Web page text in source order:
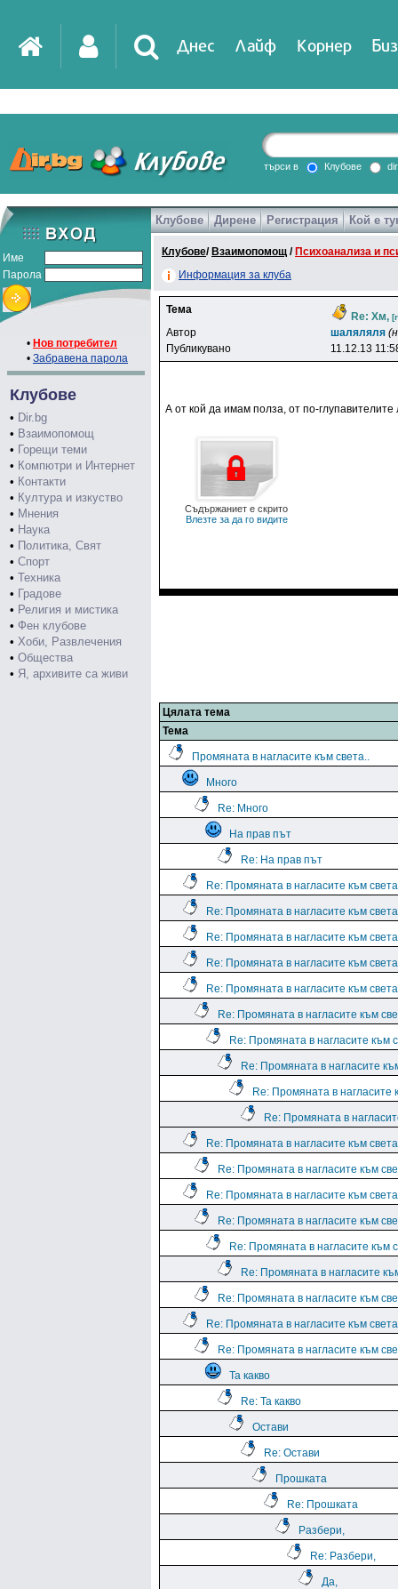
Днес Лайф Корнер
DirTV Impressio
Games
търси в Клубове
Име
Парола
• Нов потребител
• Забравена парола
Клубове
• Dir.bg
• Взаимопомощ
• Горещи теми
• Компютри и Интернет
• Контакти
• Култура и изкуство
• Мнения
• Наука
• Политика, Свят
• Спорт
• Техника
• Градове
• Религия и мистика
• Фен клубове
• Хоби, Развлечения
• Общества
• Я, архивите са живи
Клубове Дирене Регистрация Кой е
Клубове/ Взаимопомощ / Психоанализа и
Информация за клуба
Тема
Re: Хм,
Автор шаляляля
Публикувано
11.12.13
А от кой да имам полза, от по-
Съдържаниет е скрито
Влезте за да го видите
Цялата тема
Тема
Промяната в нагласите към света..
Много
Re: Много
На прав път
Re: На прав път
Re: Промяната в нагласите към
Re: Промяната в нагласите към
Re: Промяната в нагласите към
Re: Промяната в нагласите към
Re: Промяната в нагласите към
Re: Промяната в нагласите към
Re: Промяната в нагласите към
Re: Промяната в нагласите
Re: Промяната в нагласите
Re: Промяната в
Re: Промяната в нагласите към
Re: Промяната в нагласите към
Re: Промяната в нагласите към
Re: Промяната в нагласите към
Re: Промяната в нагласите към
Re: Промяната в нагласите
Re: Промяната в нагласите към
Re: Промяната в нагласите към
Re: Промяната в нагласите към
Та какво
Re: Та какво
Остави
Re: Остави
Прошката
Re: Прошката
Разбери,
Re: Разбери,
Да,